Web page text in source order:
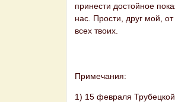
принести достойное
нас. Прости, друг мой,
всех твоих.
Примечания:
1) 15 февраля